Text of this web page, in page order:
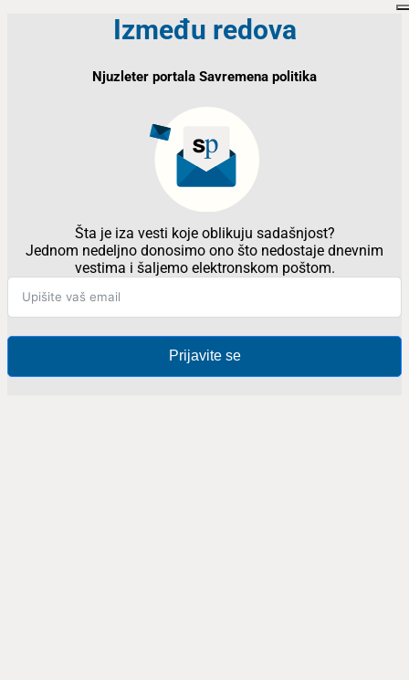
Između redova
Njuzleter portala Savremena politika
Šta je iza vesti koje oblikuju sadašnjost?
Jednom nedeljno donosimo ono što nedostaje dnevnim
vestima i šaljemo elektronskom poštom.
Prijavite se